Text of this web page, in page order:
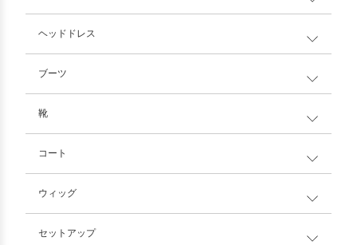
ヘッドドレス
ブーツ
靴
コート
ウィッグ
セットアップ